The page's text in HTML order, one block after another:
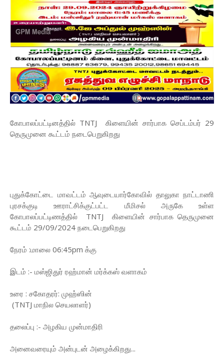
கோபாலப்பட்டினத்தில் TNTJ கிளையின் சார்பாக செப்டம்பர் 29
தெருமுனை கூட்டம் நடைபெறுகிறது
புதுக்கோட்டை மாவட்டம் ஆவுடையார்கோவில் தாலுகா நாட்டாணி
புரசக்குடி ஊராட்சிக்குட்பட்ட மீமிசல் அருகே உள்ள
கோபாலப்பட்டிணத்தில் TNTJ கிளையின் சார்பாக தெருமுனை
கூட்டம் 29/09/2024 நடைபெறுகிறது
நேரம் :மாலை 06:45pm க்கு
இடம் :- மஸ்ஜிதுர் ரஹ்மான் மர்க்கஸ் வளாகம்
உரை : சகோதரர்: முஹ்ஸின்
(TNTJ மாநில செயலாளர்)
தலைப்பு :- அழகிய முன்மாதிரி
அனைவரையும் அன்புடன் அழைக்கிறது...